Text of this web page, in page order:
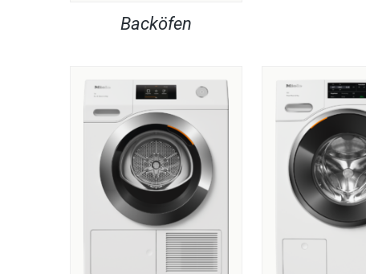
Backöfen